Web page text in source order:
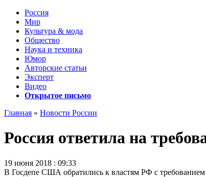
Россия
Мир
Культура & мода
Общество
Наука и техника
Юмор
Авторские статьи
Эксперт
Видео
Открытое письмо
Главная » Новости России
Россия ответила на
19 июня 2018 : 09:33
В Госдепе США обратились к властям РФ с